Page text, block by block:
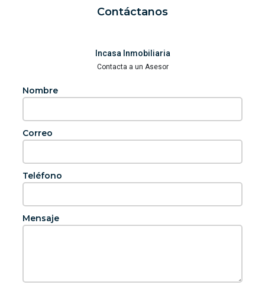
Contáctanos
Incasa Inmobiliaria
Contacta a un Asesor
Nombre
Correo
Teléfono
Mensaje